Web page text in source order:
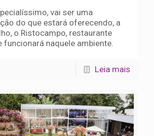
vai ser uma
do que estará oferecendo, a
o Ristocampo, restaurante
funcionará naquele ambiente.
Leia mais